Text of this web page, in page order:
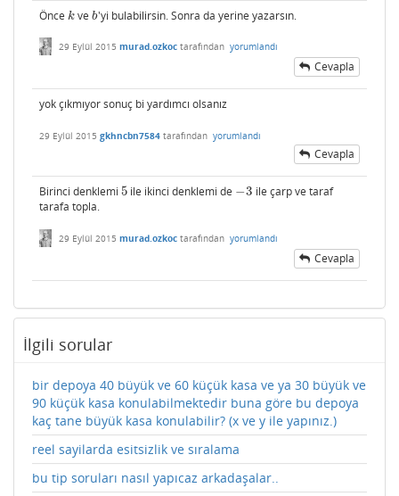
Önce k
k veb
b'yi bulabilirsin. Sonra da yerine yazarsın.
29 Eylül 2015 murad.ozkoc tarafından yorumlandı
Cevapla
yok çıkmıyor sonuç bi yardımcı olsanız
29 Eylül 2015 gkhncbn7584 tarafından yorumlandı
Cevapla
Birinci denklemi 5
5 ile ikinci denklemi de −3
−3 ile çarp ve taraf
tarafa topla.
29 Eylül 2015 murad.ozkoc tarafından yorumlandı
Cevapla
İlgili sorular
bir depoya 40 büyük ve 60 küçük kasa ve ya 30 büyük ve
90 küçük kasa konulabilmektedir buna göre bu depoya
kaç tane büyük kasa konulabilir? (x ve y ile yapınız.)
reel sayilarda esitsizlik ve sıralama
bu tip soruları nasıl yapıcaz arkadaşalar..